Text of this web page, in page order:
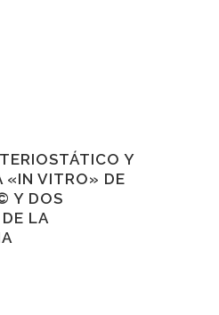
Y
«IN VITRO» DE
Y DOS
LA